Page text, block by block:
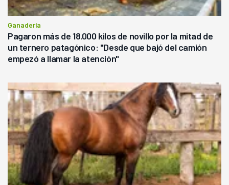
Ganadería
Pagaron más de 18.000 kilos de novillo por la mitad de
un ternero patagónico: "Desde que bajó del camión
empezó a llamar la atención"